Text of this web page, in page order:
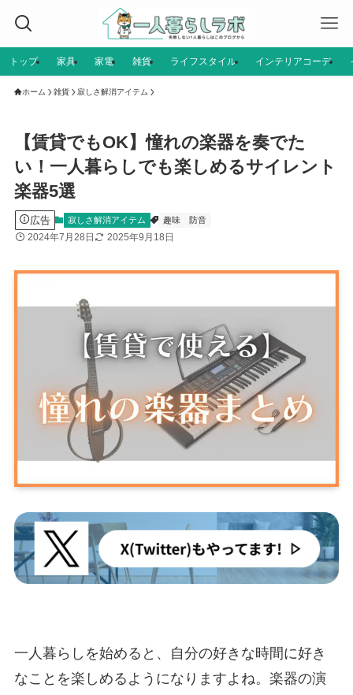
トップ 家具 家電 雑貨 ライフスタイル インテリアコーデ
ホーム 雑貨 寂しさ解消アイテム
【賃貸でもOK】憧れの楽器を奏でた
い！一人暮らしでも楽しめるサイレント
楽器5選
広告 寂しさ解消アイテム 趣味 防音
2024年7月28日 2025年9月18日
一人暮らしを始めると、自分の好きな時間に好き
なことを楽しめるようになりますよね。楽器の演